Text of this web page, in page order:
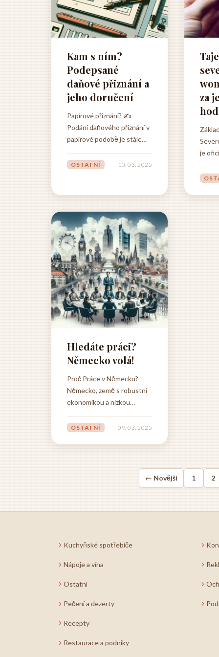
Kam s ním?
Podepsané
daňové přiznání a
jeho doručení
Papírové přiznání? ✍️
Podání daňového přiznání v
papírové podobě je stále
mnoho z nás. Ať už dáváte
možnost elektronického
kde dokument správně
podepsat. Podpis se
umisťuje na poslední stranu
daňového přiznání,...
OSTATNÍ 10. 03. 2025
za
je
Pro
Hledáte práci?
Německo volá!
Proč Práce v Německu?
Německo, země s robustní
ekonomikou a nízkou
širokou škálu pracovních
nebo hledáte sezónní práci,
Německo má co nabídnout.
OSTATNÍ 09. 03. 2025
← Novější 1 2
Kuchyňské spotřebiče
Nápoje a vína
Ostatní
Pečení a dezerty
Recepty
Restaurace a podniky